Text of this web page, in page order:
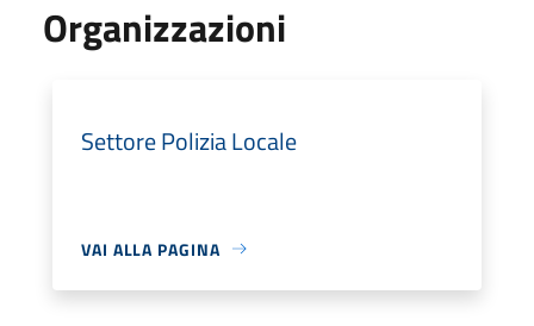
Organizzazioni
Settore Polizia Locale
VAI ALLA PAGINA